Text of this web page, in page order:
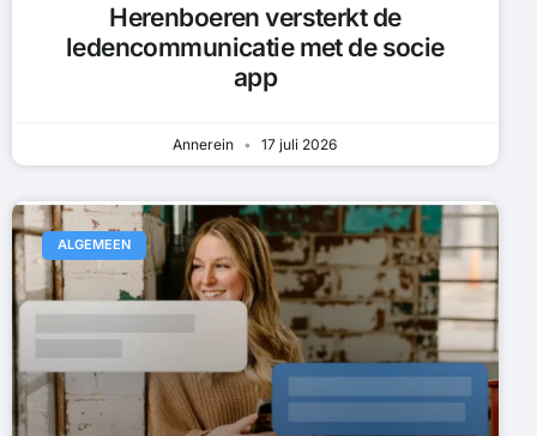
Herenboeren versterkt de
ledencommunicatie met de socie
app
Annerein 17 juli 2026
ALGEMEEN